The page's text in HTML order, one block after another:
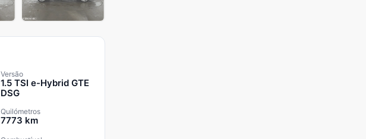
Versão
1.5 TSI e-Hybrid GTE
DSG
Quilómetros
7773 km